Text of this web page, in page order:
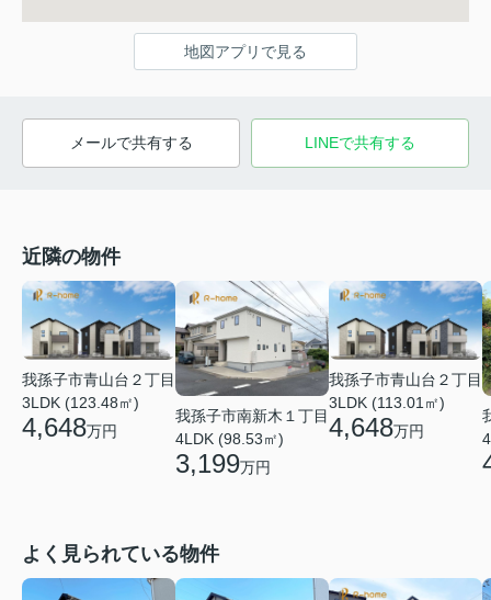
地図アプリで見る
メールで共有する LINEで共有する
近隣の物件
我孫子市青山台２丁目
3LDK (123.48㎡)
4,648万円
我孫子市南新木１丁目
4LDK (98.53㎡)
3,199万円
我孫子市青山台２丁目
3LDK (113.01㎡)
4,648万円
よく見られている物件